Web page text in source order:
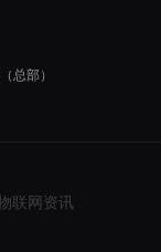
总部）
联网资讯